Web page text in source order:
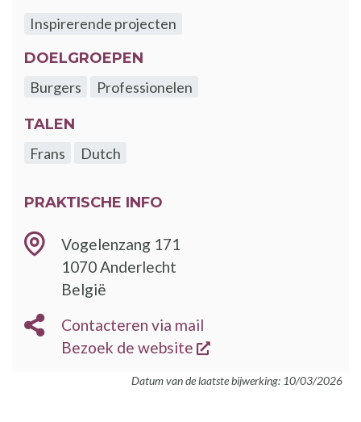
Inspirerende projecten
DOELGROEPEN
Burgers
Professionelen
TALEN
Frans
Dutch
PRAKTISCHE INFO
Vogelenzang 171
1070Anderlecht
België
E-
MAIL
Contacteren via mail
BEZOEK
WEBSITE
Bezoek de website opent een nieuw
Datum van de laatste bijwerking: 10/03/2026